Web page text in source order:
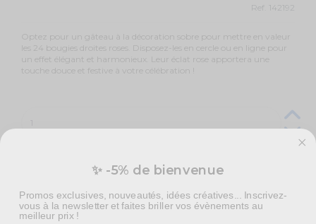
Ref. 142192
Optez pour un gâteau à la décoration sobre pour mettre en valeur
les 24 bougies droites roses. Disposez-les en cercle ou en ligne pour
un effet élégant et harmonieux. Leur éclat rose apportera une
touche douce et festive à votre célébration !
Colissimo Points de retrait : Jeudi 13 Août 2026
Livraison express en 48h :
✨ -5% de bienvenue
Promos exclusives, nouveautés, idées créatives... Inscrivez-
vous à la newsletter et faites briller vos évènements au
meilleur prix !